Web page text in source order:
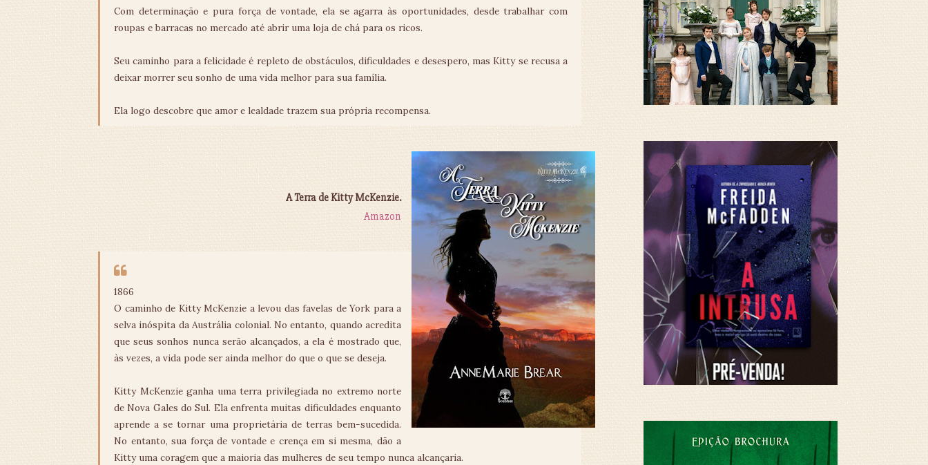
Com determinação e pura força de vontade, ela se agarra às oportunidades, desde trabalhar com
roupas e barracas no mercado até abrir uma loja de chá para os ricos.
Seu caminho para a felicidade é repleto de obstáculos, dificuldades e desespero, mas Kitty se recusa a
deixar morrer seu sonho de uma vida melhor para sua família.
Ela logo descobre que amor e lealdade trazem sua própria recompensa.
A Terra de Kitty McKenzie.
Amazon
1866
O caminho de Kitty McKenzie a levou das favelas de York para a
selva inóspita da Austrália colonial. No entanto, quando acredita
que seus sonhos nunca serão alcançados, a ela é mostrado que,
às vezes, a vida pode ser ainda melhor do que o que se deseja.
Kitty McKenzie ganha uma terra privilegiada no extremo norte
de Nova Gales do Sul. Ela enfrenta muitas dificuldades enquanto
aprende a se tornar uma proprietária de terras bem-sucedida.
No entanto, sua força de vontade e crença em si mesma, dão a
Kitty uma coragem que a maioria das mulheres de seu tempo nunca alcançaria.